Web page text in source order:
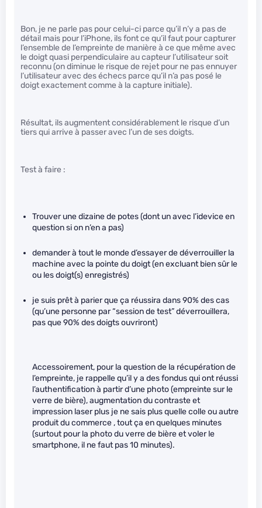
Bon, je ne parle pas pour celui-ci parce qu’il n’y a pas de
détail mais pour l’iPhone, ils font ce qu’il faut pour capturer
l’ensemble de l’empreinte de manière à ce que même avec
le doigt quasi perpendiculaire au capteur l’utilisateur soit
reconnu (on diminue le risque de rejet pour ne pas ennuyer
l’utilisateur avec des échecs parce qu’il n’a pas posé le
doigt exactement comme à la capture initiale).
Résultat, ils augmentent considérablement le risque d’un
tiers qui arrive à passer avec l’un de ses doigts.
Test à faire :
Trouver une dizaine de potes (dont un avec l’idevice en
question si on n’en a pas)
demander à tout le monde d’essayer de déverrouiller la
machine avec la pointe du doigt (en excluant bien sûr le
ou les doigt(s) enregistrés)
je suis prêt à parier que ça réussira dans 90% des cas
(qu’une personne par “session de test” déverrouillera,
pas que 90% des doigts ouvriront)
Accessoirement, pour la question de la récupération de
l’empreinte, je rappelle qu’il y a des fondus qui ont réussi
l’authentification à partir d’une photo (empreinte sur le
verre de bière), augmentation du contraste et
impression laser plus je ne sais plus quelle colle ou autre
produit du commerce , tout ça en quelques minutes
(surtout pour la photo du verre de bière et voler le
smartphone, il ne faut pas 10 minutes).